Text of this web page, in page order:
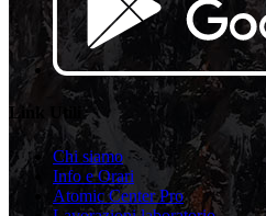
Link Utili
Chi siamo
Info e Orari
Atomic Center Pro